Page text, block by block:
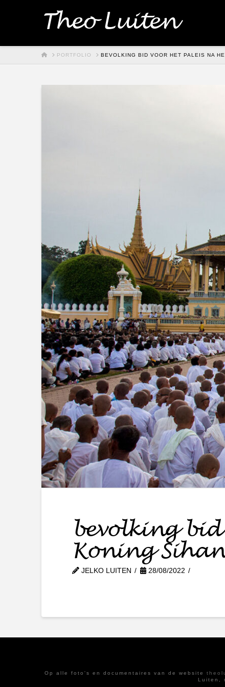
Theo Luiten
HOMEPORTFOLIO BEVOLKING BID VOOR HET PALEIS NA
bevolking
Koning
JELKO LUITEN 28/08/2022
Op alle foto's en documentaires van de website
Luiten,